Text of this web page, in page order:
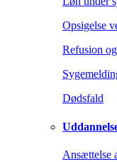
Opsigelse
Refusion
Dødsfald
Ansættelse